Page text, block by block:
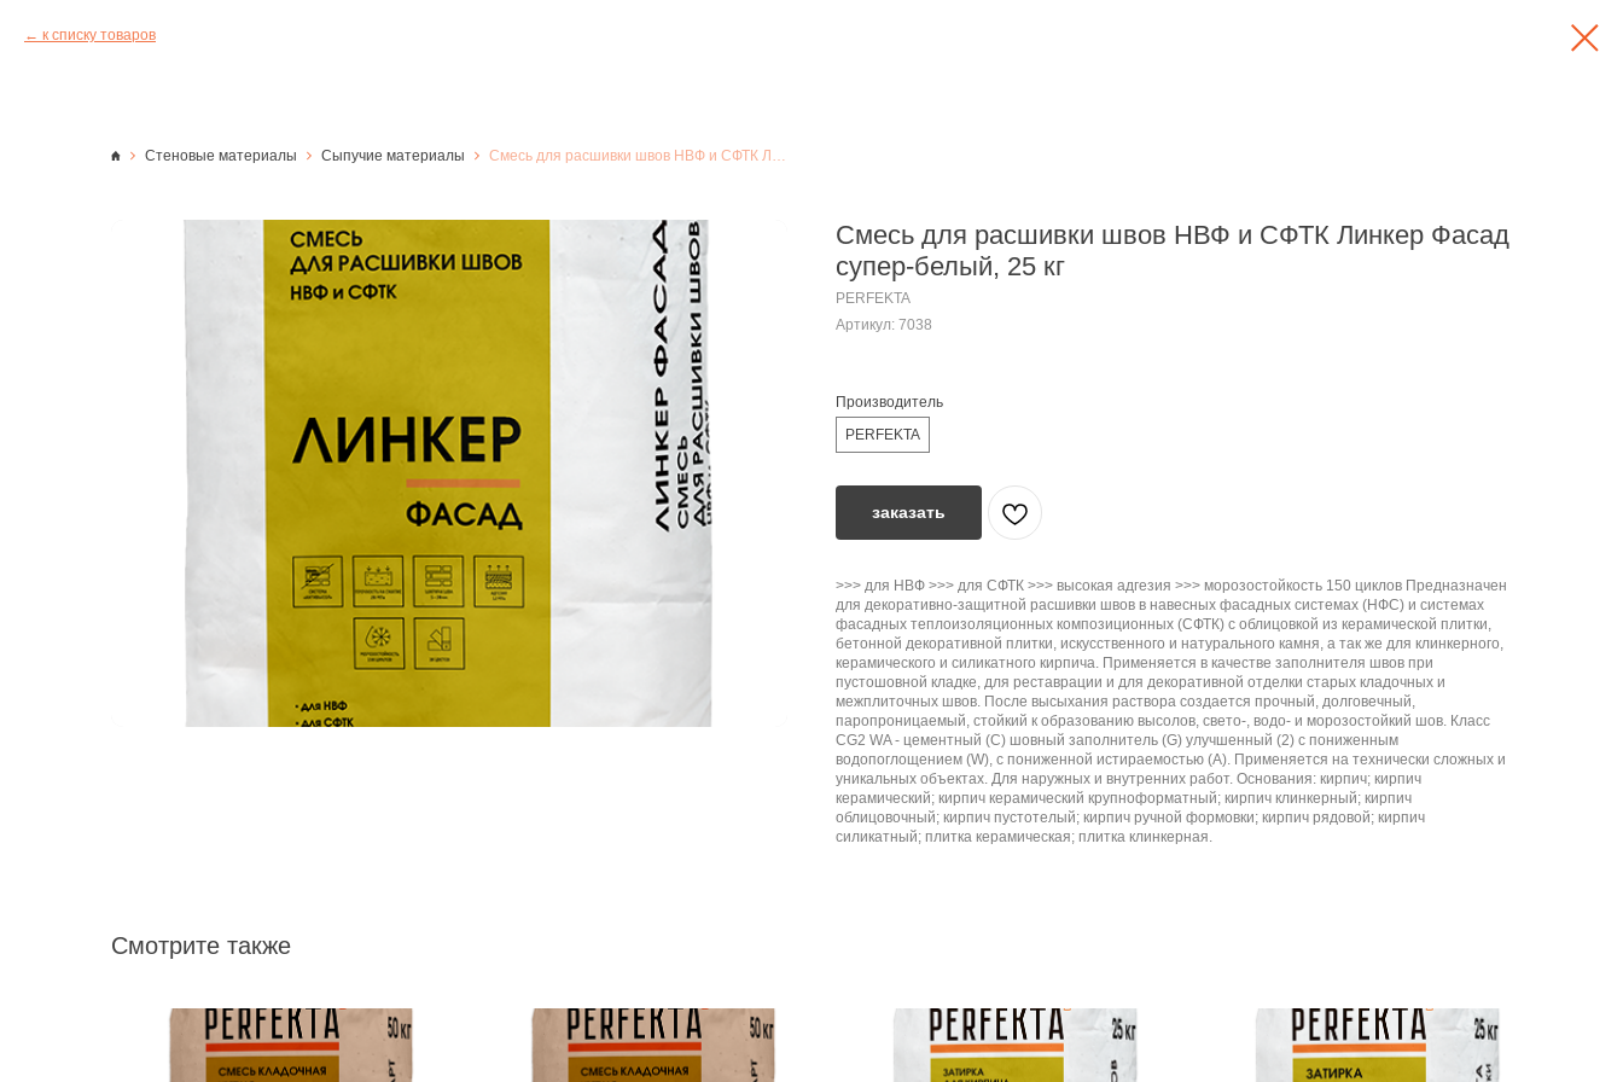
к списку товаров
Стеновые материалы Сыпучие материалы
Смесь для расшивки швов НВФ и СФТК Линкер Фасад
супер-белый, 25 кг
PERFEKTA
Артикул: 7038
Производитель
PERFEKTA
заказать
>>> для НВФ >>> для СФТК >>> высокая адгезия >>> морозостойкость 150 циклов Предназначен
для декоративно-защитной расшивки швов в навесных фасадных системах (НФС) и системах
фасадных теплоизоляционных композиционных (СФТК) с облицовкой из керамической плитки,
бетонной декоративной плитки, искусственного и натурального камня, а так же для клинкерного,
керамического и силикатного кирпича. Применяется в качестве заполнителя швов при
пустошовной кладке, для реставрации и для декоративной отделки старых кладочных и
межплиточных швов. После высыхания раствора создается прочный, долговечный,
паропроницаемый, стойкий к образованию высолов, свето-, водо- и морозостойкий шов. Класс
CG2 WA - цементный (С) шовный заполнитель (G) улучшенный (2) с пониженным
водопоглощением (W), с пониженной истираемостью (А). Применяется на технически сложных и
уникальных объектах. Для наружных и внутренних работ. Основания: кирпич; кирпич
керамический; кирпич керамический крупноформатный; кирпич клинкерный; кирпич
облицовочный; кирпич пустотелый; кирпич ручной формовки; кирпич рядовой; кирпич
силикатный; плитка керамическая; плитка клинкерная.
Смотрите также